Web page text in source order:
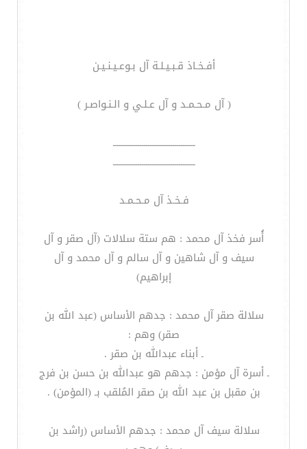
أفـخـاذ قـبـيـلـة آل بـوعـيـنـيـن
( آل مـحـمـد و آل عـلـي و الـنـواصـر )
ــــــــــــــــــــــــــــــــــــــــ
ــــــــــــــــــــــــــــــــــــــــ
فـخـذ آل مـحـمـد
أُسر فخذ آل محمد : هم ستة سلالات (آل صقر و آل
سيف و آل شاهين و آل سالم و آل محمد و آل
إبراهيم)
سلالة صقر آل محمد : جدهم الأساس (عبد الله بن
صقر) وهم :
ـ أبناء عبدالله بن صقر .
ـ أسرة آل مؤمن : جدهم هو عبدالله بن حسن بن فرج
بن مقبل بن عبد الله بن صقر المُلقب بـ (المؤمن) .
سلالة سيف آل محمد : جدهم الأساس (راشد بن